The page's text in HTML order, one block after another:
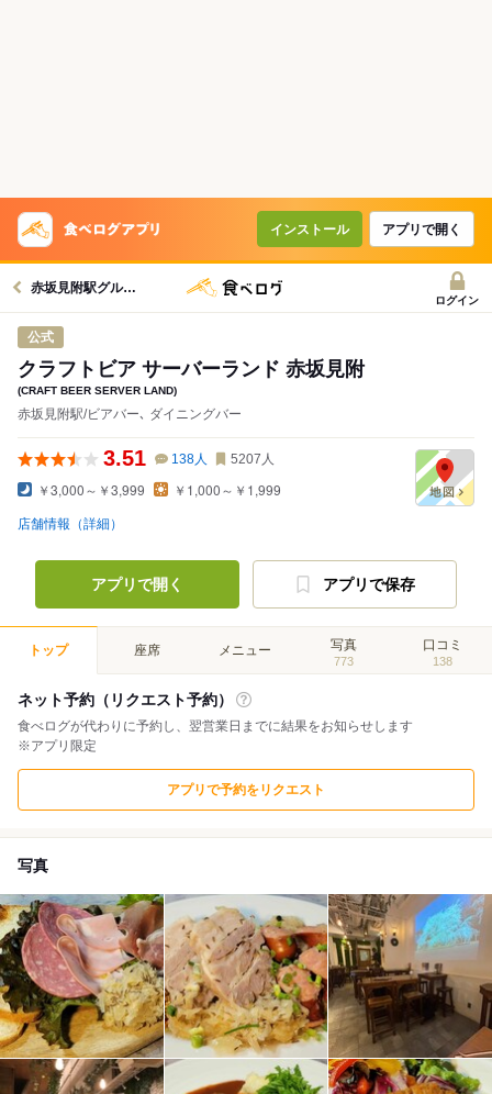
インストール アプリで開く
赤坂見附駅グルメへ
ログイン
公式
クラフトビア サーバーランド 赤坂見附
(CRAFT BEER SERVER LAND)
赤坂見附駅/ビアバー､ ダイニングバー
3.51 138人 5207 人
￥3,000～￥3,999 ￥1,000～￥1,999
店舗情報（詳細）
アプリで開く アプリで保存
トップ 座席 メニュー 写真
773
口コミ
138
ネット予約（リクエスト予約）
食べログが代わりに予約し、翌営業日までに結果をお知らせします
※アプリ限定
アプリで予約をリクエスト
写真